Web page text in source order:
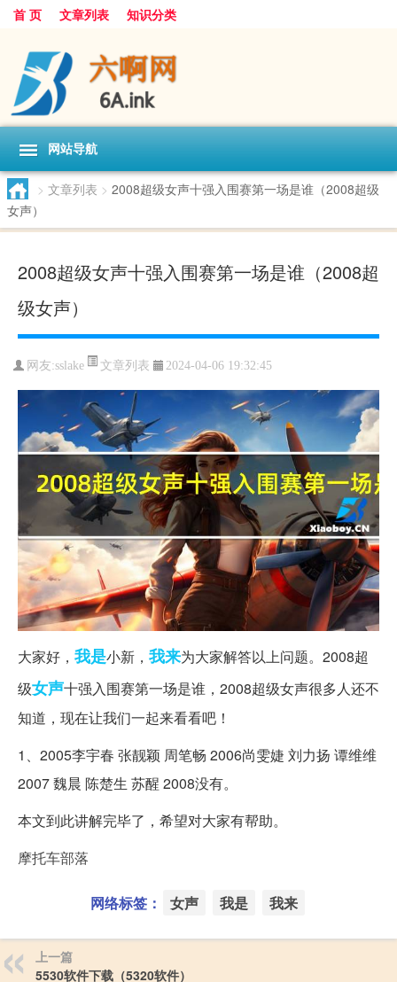
首 页 文章列表 知识分类
网站导航
> 文章列表 > 2008超级女声十强入围赛第一场是谁（2008超级
女声）
2008超级女声十强入围赛第一场是谁（2008超
级女声）
网友:sslake 文章列表 2024-04-06 19:32:45
大家好， 我是小新， 我来为大家解答以上问题。2008超
级女声十强入围赛第一场是谁，2008超级女声很多人还不
知道，现在让我们一起来看看吧！
1、2005李宇春 张靓颖 周笔畅 2006尚雯婕 刘力扬 谭维维
2007 魏晨 陈楚生 苏醒 2008没有。
本文到此讲解完毕了，希望对大家有帮助。
摩托车部落
网络标签： 女声 我是 我来
上一篇
5530软件下载（5320软件）